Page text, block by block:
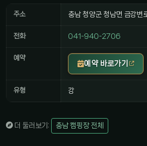
주소 충남 청양군 청남면 금강
전화 041-940-2706
예약
예약 바로가기
유형 강
더 둘러보기: 충남 캠핑장 전체